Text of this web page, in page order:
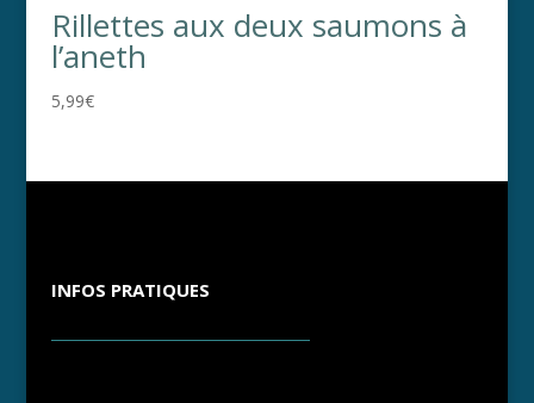
Rillettes aux deux saumons à
l’aneth
5,99€
INFOS PRATIQUES